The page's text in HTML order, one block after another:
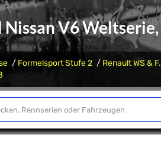
V6
Formelsport Stufe 2 Renault WS &